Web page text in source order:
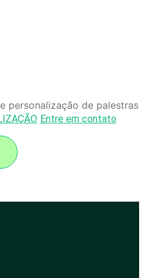
personalização de palestras
Entre em contato